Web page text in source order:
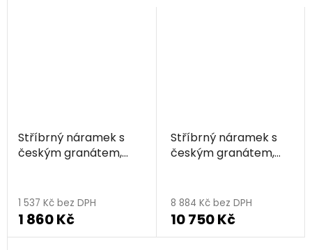
Stříbrný náramek s
českým granátem,
1 537 Kč bez DPH
1 860 Kč
Stříbrný náramek s
českým granátem,
8 884 Kč bez DPH
10 750 Kč